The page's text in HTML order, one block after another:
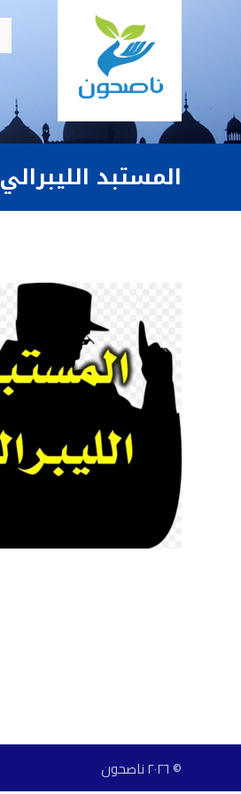
المستبد الليبرالي
© ٢٠٢٦ ناصحون